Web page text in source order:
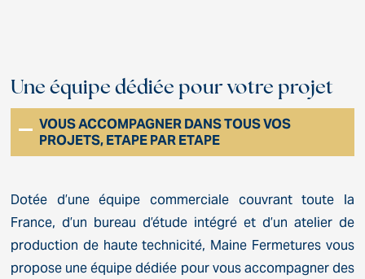
Une équipe dédiée pour votre projet
VOUS ACCOMPAGNER DANS TOUS VOS
PROJETS, ETAPE PAR ETAPE
Dotée d’une équipe commerciale couvrant toute la
France, d’un bureau d’étude intégré et d’un atelier de
production de haute technicité, Maine Fermetures vous
propose une équipe dédiée pour vous accompagner des